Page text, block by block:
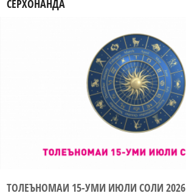
СЕРХОНАНДА
ТОЛЕЪНОМАИ 15-УМИ ИЮЛИ СОЛИ 2026